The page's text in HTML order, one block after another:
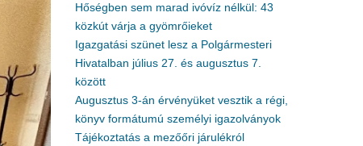
Hőségben sem marad ivóvíz nélkül: 43
közkút várja a gyömrőieket
Igazgatási szünet lesz a Polgármesteri
Hivatalban július 27. és augusztus 7.
között
Augusztus 3-án érvényüket vesztik a régi,
könyv formátumú személyi igazolványok
Tájékoztatás a mezőőri járulékról